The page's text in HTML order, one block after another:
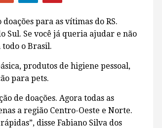
para as vítimas do RS.
Sul. Se você já queria ajudar e não
todo o Brasil.
produtos de higiene pessoal,
para pets.
de doações. Agora todas as
a região Centro-Oeste e Norte.
disse Fabiano Silva dos